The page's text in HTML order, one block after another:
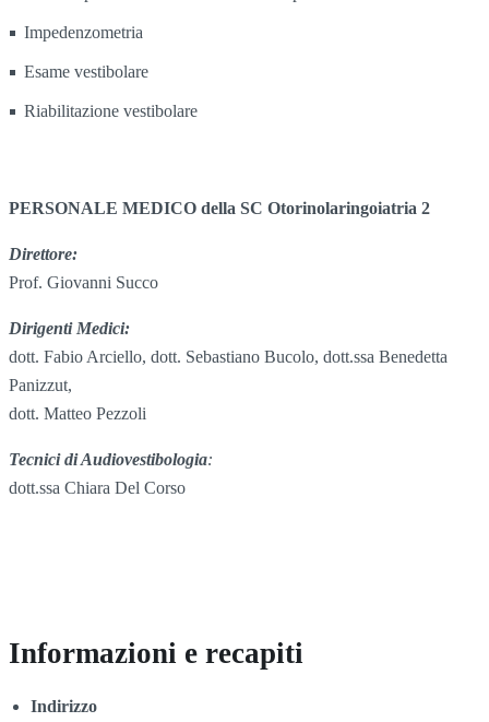
Impedenzometria
Esame vestibolare
Riabilitazione vestibolare
PERSONALE MEDICO della SC Otorinolaringoiatria 2
Direttore:
Prof. Giovanni Succo
Dirigenti Medici:
dott. Fabio Arciello, dott. Sebastiano Bucolo, dott.ssa Benedetta
Panizzut,
dott. Matteo Pezzoli
Tecnici di Audiovestibologia:
dott.ssa Chiara Del Corso
Informazioni e recapiti
Indirizzo